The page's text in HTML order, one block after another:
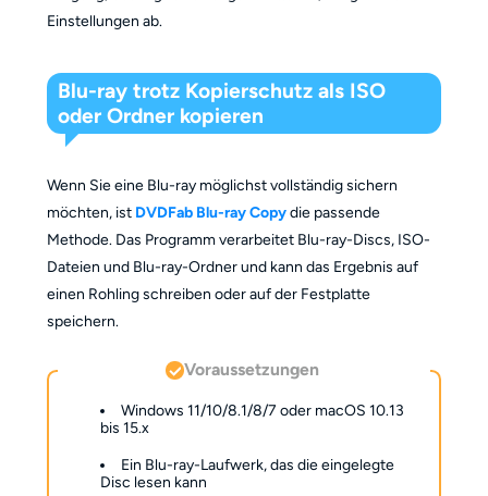
Einstellungen ab.
Blu-ray trotz Kopierschutz als ISO
oder Ordner kopieren
Wenn Sie eine Blu-ray möglichst vollständig sichern
möchten, ist DVDFab Blu-ray Copydie passende
Methode. Das Programm verarbeitet Blu-ray-Discs, ISO-
Dateien und Blu-ray-Ordner und kann das Ergebnis auf
einen Rohling schreiben oder auf der Festplatte
speichern.
Voraussetzungen
Windows 11/10/8.1/8/7 oder macOS 10.13
bis 15.x
Ein Blu-ray-Laufwerk, das die eingelegte
Disc lesen kann